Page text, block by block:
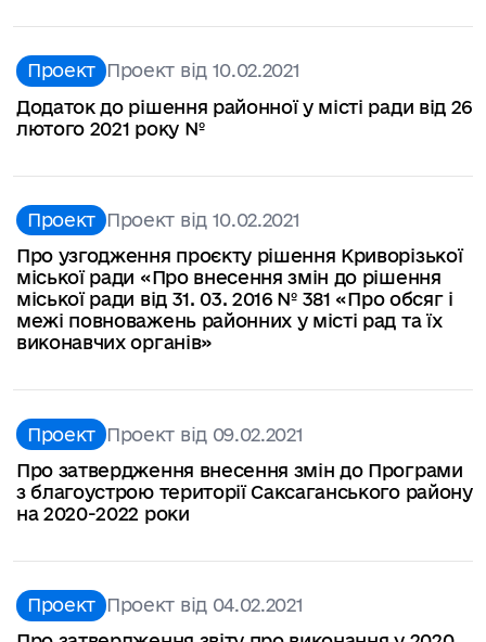
Проект
Проект від 10.02.2021
Додаток до рішення районної у місті ради від 26
лютого 2021 року №
Проект
Проект від 10.02.2021
Про узгодження проєкту рішення Криворізької
міської ради «Про внесення змін до рішення
міської ради від 31. 03. 2016 № 381 «Про обсяг і
межі повноважень районних у місті рад та їх
виконавчих органів»
Проект
Проект від 09.02.2021
Про затвердження внесення змін до Програми
з благоустрою території Саксаганського району
на 2020-2022 роки
Проект
Проект від 04.02.2021